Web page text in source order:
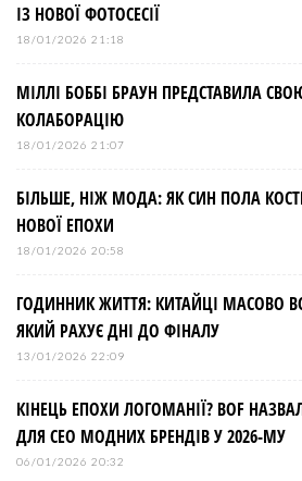
ІЗ НОВОЇ ФОТОСЕСІЇ
18/01/2026 21:18
МІЛЛІ БОББІ БРАУН ПРЕДСТАВИЛА
КОЛАБОРАЦІЮ
18/01/2026 21:07
БІЛЬШЕ, НІЖ МОДА: ЯК СИН ПОЛА
НОВОЇ ЕПОХИ
18/01/2026 20:58
ГОДИННИК ЖИТТЯ: КИТАЙЦІ МАСОВО
ЯКИЙ РАХУЄ ДНІ ДО ФІНАЛУ
13/01/2026 22:09
КІНЕЦЬ ЕПОХИ ЛОГОМАНІЇ? BOF
ДЛЯ СЕО МОДНИХ БРЕНДІВ У 2026-МУ
06/01/2026 20:32